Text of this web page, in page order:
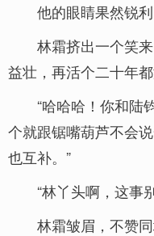
他的眼睛果然锐利
林霜挤出一个笑
益壮，再活个二十年
“哈哈哈！你和陆
个就跟锯嘴葫芦不会
也互补。”
“林丫头啊，这事
林霜皱眉，不赞同